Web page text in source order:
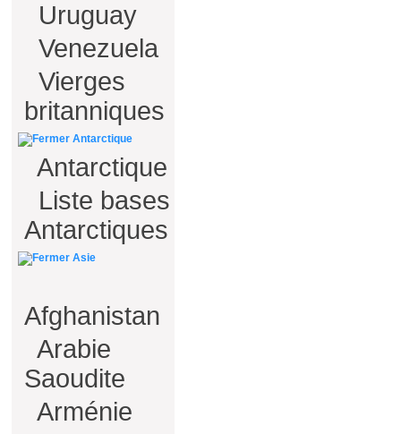
Uruguay
Venezuela
Vierges
britanniques
Antarctique
Antarctique
Liste bases
Antarctiques
Asie
Afghanistan
Arabie
Saoudite
Arménie